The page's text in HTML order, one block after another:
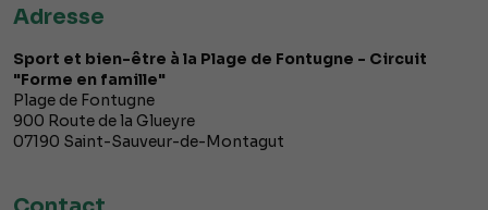
Adresse
Sport et bien-être à la Plage de Fontugne - Circuit
"Forme en famille"
Plage de Fontugne
900 Route de la Glueyre
07190 Saint-Sauveur-de-Montagut